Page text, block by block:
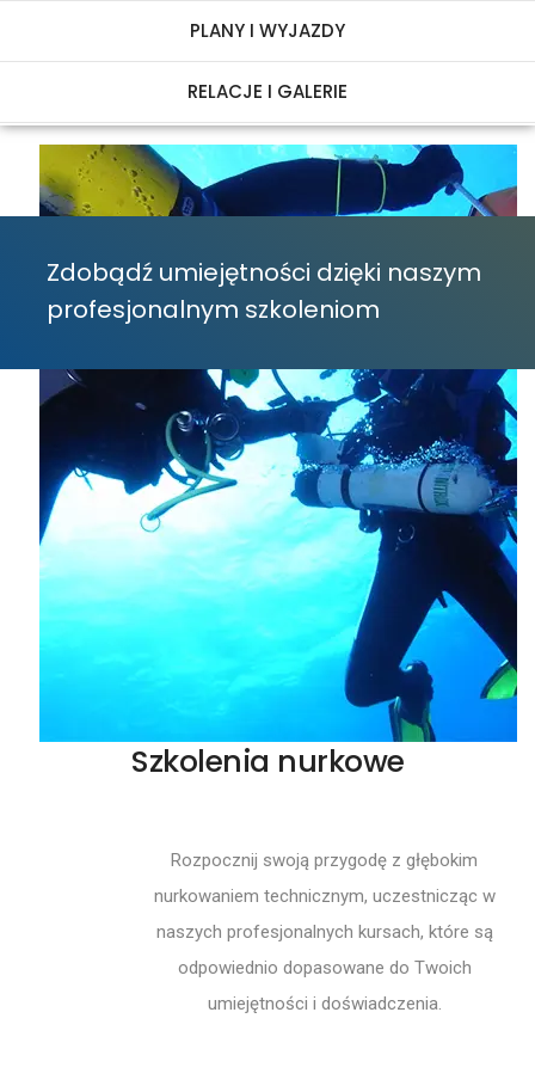
PLANY I WYJAZDY
RELACJE I GALERIE
Zdobądź umiejętności dzięki naszym
profesjonalnym szkoleniom
Szkolenia nurkowe
Rozpocznij swoją przygodę z głębokim
nurkowaniem technicznym, uczestnicząc w
naszych profesjonalnych kursach, które są
odpowiednio dopasowane do Twoich
umiejętności i doświadczenia.